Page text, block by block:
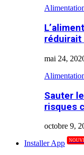
mai 24,
Sauter
risques
octobre 9,
Installer App